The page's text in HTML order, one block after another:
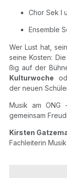
Chor Sek I
Ensem­ble
Wer Lust hat,
sei­ne Kos­ten:
ßig auf der
Kul­tur­wo­che
der neu­en
Musik am ONG
gemein­sam
Kirs­ten
Fach­lei­te­rin Musik